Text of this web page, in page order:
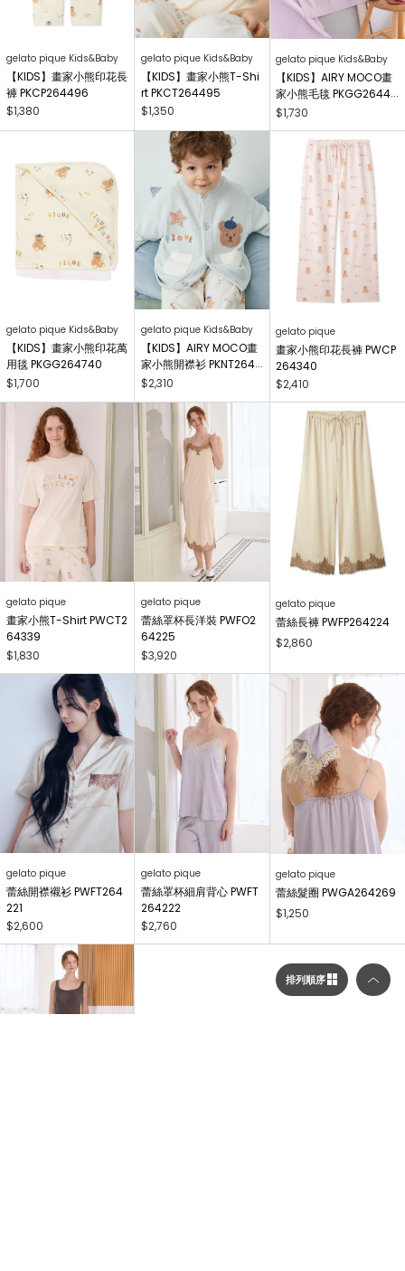
gelato pique Kids&Baby
【KIDS】畫家小熊印花長
褲 PKCP264496
$1,380
gelato pique Kids&Baby
【KIDS】畫家小熊T-Shi
rt PKCT264495
$1,350
gelato pique Kids&Baby
【KIDS】AIRY MOCO畫
家小熊毛毯 PKGG26441
7
$1,730
gelato pique Kids&Baby
【KIDS】畫家小熊印花萬
用毯 PKGG264740
$1,700
gelato pique Kids&Baby
【KIDS】AIRY MOCO畫
家小熊開襟衫 PKNT2644
63
$2,310
gelato pique
畫家小熊印花長褲 PWCP
264340
$2,410
gelato pique
畫家小熊T-Shirt PWCT2
64339
$1,830
gelato pique
蕾絲罩杯長洋裝 PWFO2
64225
$3,920
gelato pique
蕾絲長褲 PWFP264224
$2,860
gelato pique
蕾絲開襟襯衫 PWFT264
221
$2,600
gelato pique
蕾絲罩杯細肩背心 PWFT
264222
$2,760
gelato pique
蕾絲髮圈 PWGA264269
$1,250
排列順序